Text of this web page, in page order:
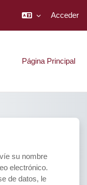
Acceder
Página Principal
su nombre
electrónico.
de datos, le